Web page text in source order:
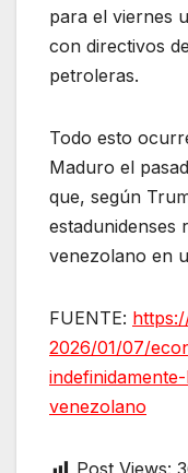
para el viernes
con directivos
petroleras.
Todo esto
Maduro el
que, según
estadunidenses
venezolano en
FUENTE:
2026/01/07/
venezolano